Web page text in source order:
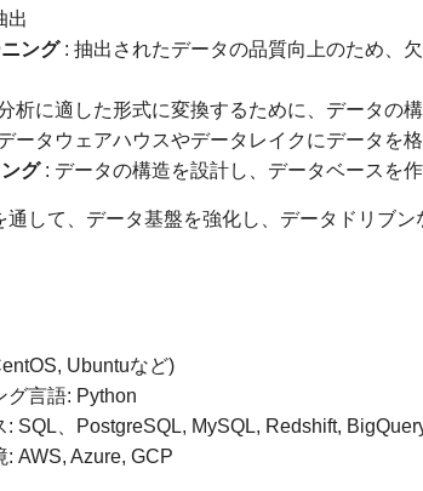
出
ング: 抽出されたデータの品質向上のため、
析に適した形式に変換するために、データの
ータウェアハウスやデータレイクにデータを
グ: データの構造を設計し、データベースを
通して、データ基盤を強化し、データドリブン
Ubuntuなど)
グ言語: Python
: SQL、PostgreSQL, MySQL, Redshift,
: AWS, Azure, GCP